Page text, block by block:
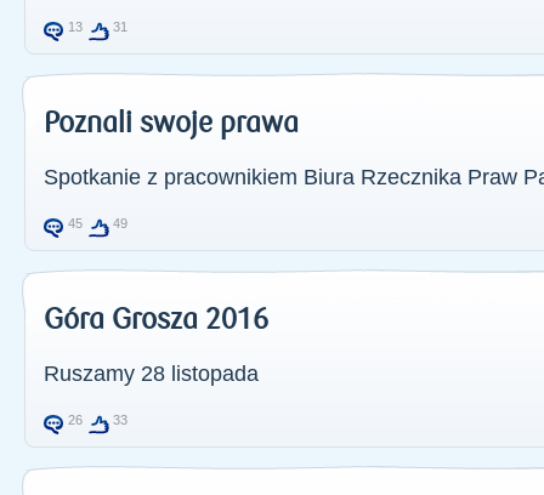
13 31
Poznali swoje prawa
Spotkanie z pracownikiem Biura Rzecznika Praw
45 49
Góra Grosza 2016
Ruszamy 28 listopada
26 33